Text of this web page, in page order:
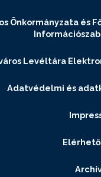
Önkormányzata és
Levéltára
Adatvédelmi és